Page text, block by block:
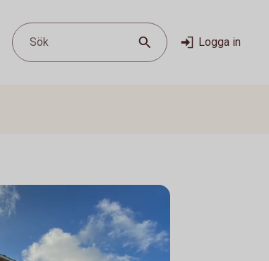
Sök Logga in